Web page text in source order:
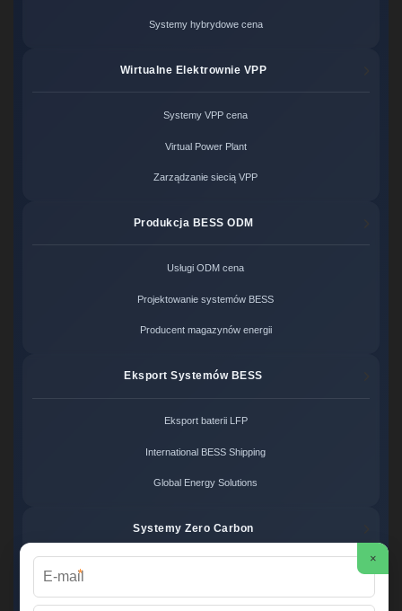
Systemy hybrydowe cena
Wirtualne Elektrownie VPP
Systemy VPP cena
Virtual Power Plant
Zarządzanie siecią VPP
Produkcja BESS ODM
Usługi ODM cena
Projektowanie systemów BESS
Producent magazynów energii
Eksport Systemów BESS
Eksport baterii LFP
International BESS Shipping
Global Energy Solutions
Systemy Zero Carbon
Zero Carbon Energy
×
*